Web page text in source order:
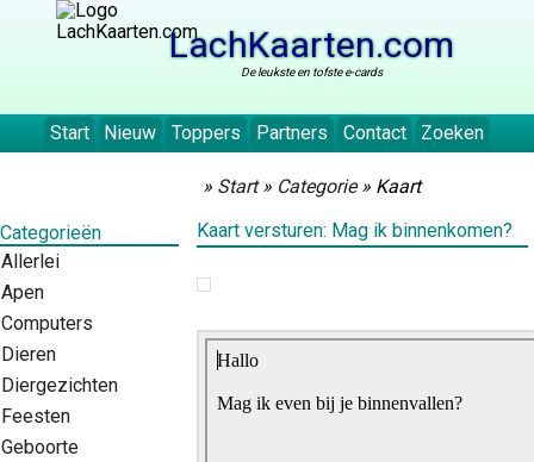
LachKaarten.com
De leukste en tofste e-cards
Start Nieuw Toppers Partners Contact Zoeken
Categorieën
Allerlei
Apen
Computers
Dieren
Diergezichten
Feesten
Geboorte
» Start» Categorie» Kaart
Kaart versturen: Mag ik binnenkomen?